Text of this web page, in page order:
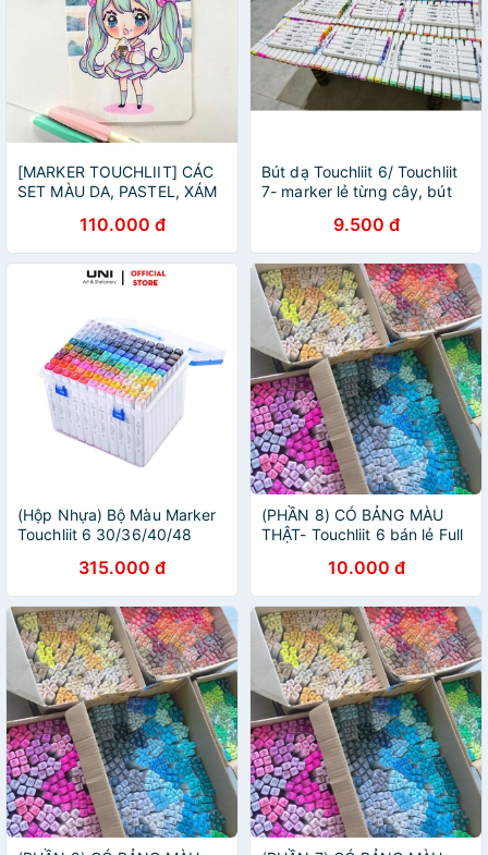
[MARKER TOUCHLIIT] CÁC
SET MÀU DA, PASTEL, XÁM
110.000 đ
Bút dạ Touchliit 6/ Touchliit
7- marker lẻ từng cây, bút
tranh, báo tường,vẽ đồ án,
làm project✨
9.500 đ
(Hộp Nhựa) Bộ Màu Marker
Touchliit 6 30/36/40/48
315.000 đ
(PHẦN 8) CÓ BẢNG MÀU
THẬT- Touchliit 6 bán lẻ Full
10.000 đ